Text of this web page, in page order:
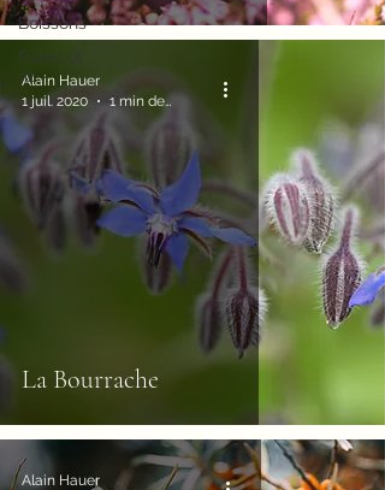
Boissons
Pâtes et
riz
La Bourrache
Alain Hauer
1 juil. 2020
1 min de lecture
Alain Hauer